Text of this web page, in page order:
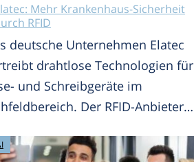
Mehr Krankenhaus-Sicherheit
RFID
deutsche Unternehmen Elatec
drahtlose Technologien für
und Schreibgeräte im
Der RFID-Anbieter…